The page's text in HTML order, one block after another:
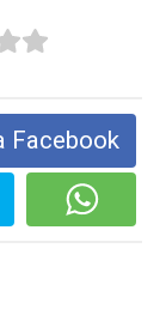
Facebook